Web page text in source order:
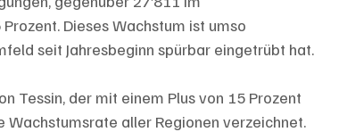
Dieses Wachstum ist umso
seit Jahresbeginn spürbar eingetrübt hat.
Tessin, der mit einem Plus von 15 Prozent
aller Regionen verzeichnet.